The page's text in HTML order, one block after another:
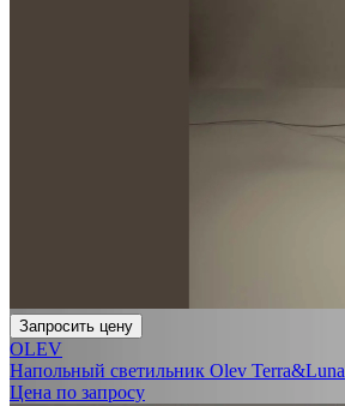
Запросить цену
OLEV
Напольный светильник Olev Terra&Luna
Цена по запросу